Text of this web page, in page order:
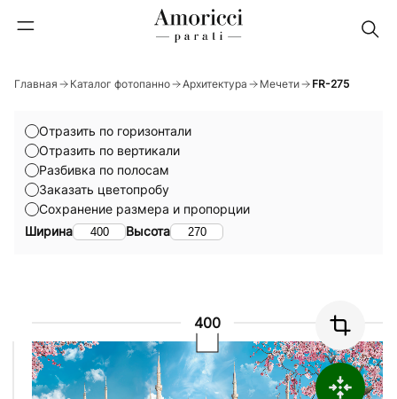
Главная Каталог фотопанно Архитектура Мечети FR-275
Ширина Высота
Сохранение размера и пропорции
Отразить по горизонтали
Отразить по вертикали
Разбивка по полосам
Заказать цветопробу